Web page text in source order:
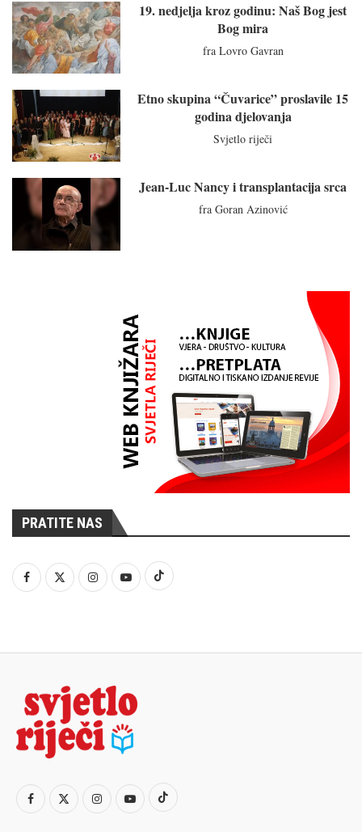
19. nedjelja kroz godinu: Naš Bog jest
Bog mira
fra Lovro Gavran
Etno skupina “Čuvarice” proslavile 15
godina djelovanja
Svjetlo riječi
Jean-Luc Nancy i transplantacija srca
fra Goran Azinović
PRATITE NAS